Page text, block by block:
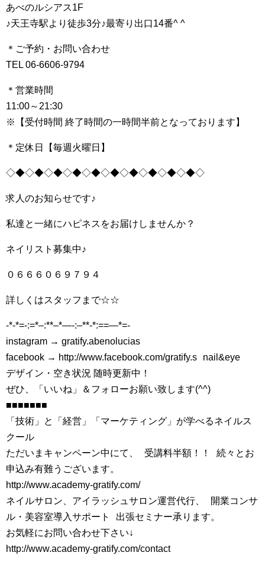
あべのルシアス1F
♪天王寺駅より徒歩3分♪最寄り出口14番^ ^
＊ご予約・お問い合わせ
TEL 06-6606-9794
＊営業時間
11:00～21:30
※【受付時間 終了時間の一時間半前となっております】
＊定休日【毎週火曜日】
◇◆◇◆◇◆◇◆◇◆◇◆◇◆◇◆◇◆◇◆◇
求人のお知らせです♪
私達と一緒にハピネスをお届けしませんか？
ネイリスト募集中♪
０６６６０６９７９４
詳しくはスタッフまで☆☆
-*-*=-:=*–:**–*—-:–**-*:==—*=-
instagram → gratify.abenolucias
facebook → http://www.facebook.com/gratify.s nail&eye
デザイン・空き状況 随時更新中！
ぜひ、「いいね」＆フォローお願い致します(^^)
■■■■■■■
「技術」と「経営」「マーケティング」が学べるネイルス
クール
ただいまキャンペーン中にて、 受講料半額！！ 続々とお
申込み有難うございます。
http://www.academy-gratify.com/
ネイルサロン、アイラッシュサロン運営代行、 開業コンサ
ル・美容室導入サポート 出張セミナー承ります。
お気軽にお問い合わせ下さい↓
http://www.academy-gratify.com/contact